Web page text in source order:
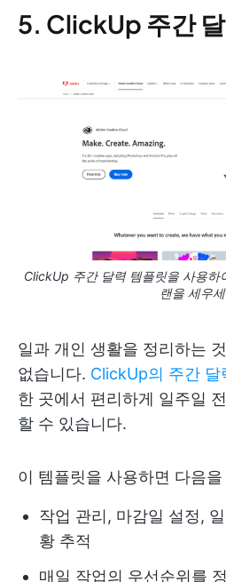
5. ClickUp 주간
ClickUp 주간 달력 템플릿을 사용하
랜을 세우
일과 개인 생활을 정리하는
없습니다. ClickUp의 주간 달
한 곳에서 편리하게 일주일
할 수 있습니다.
이 템플릿을 사용하면 다음
작업 관리, 마감일 설정,
황 추적
매일 작업의 우선순위를